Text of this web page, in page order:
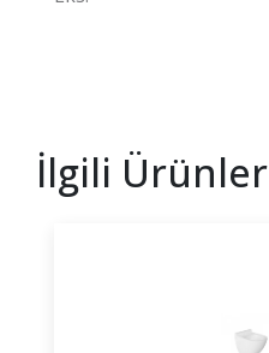
İlgili Ürünler